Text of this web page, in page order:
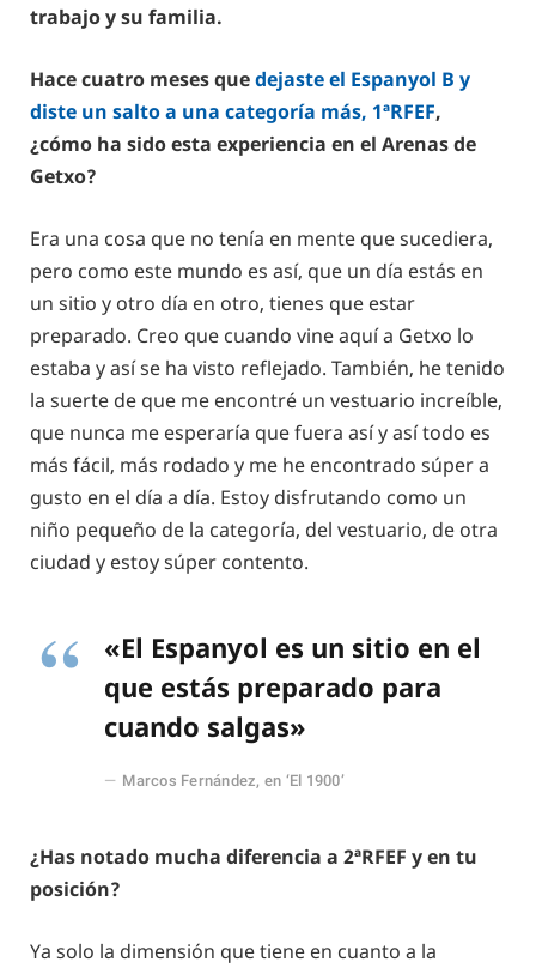
trabajo y su familia.
Hace cuatro meses quedejaste el Espanyol B y
diste un salto a una categoría más, 1ªRFEF,
¿cómo ha sido esta experiencia en el Arenas de
Getxo?
Era una cosa que no tenía en mente que sucediera,
pero como este mundo es así, que un día estás en
un sitio y otro día en otro, tienes que estar
preparado. Creo que cuando vine aquí a Getxo lo
estaba y así se ha visto reflejado. También, he tenido
la suerte de que me encontré un vestuario increíble,
que nunca me esperaría que fuera así y así todo es
más fácil, más rodado y me he encontrado súper a
gusto en el día a día. Estoy disfrutando como un
niño pequeño de la categoría, del vestuario, de otra
ciudad y estoy súper contento.
«El Espanyol es un sitio en el
que estás preparado para
cuando salgas»
Marcos Fernández, en ‘El 1900’
¿Has notado mucha diferencia a 2ªRFEF y en tu
posición?
Ya solo la dimensión que tiene en cuanto a la